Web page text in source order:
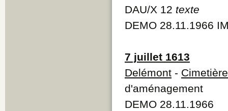
DAU/X 12 texte
DEMO 28.11.1966
7 juillet 1613
Delémont -
d'aménagement
DEMO 28.11.1966